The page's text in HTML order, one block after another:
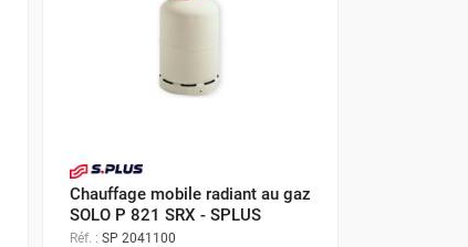
Chauffage mobile radiant au gaz
SOLO P 821 SRX - SPLUS
Réf. : SP 2041100